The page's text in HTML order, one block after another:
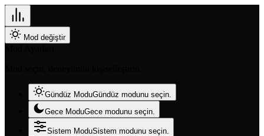
Mod değiştir
Gündüz ModuGündüz modunu seçin.
Gece ModuGece modunu seçin.
Sistem ModuSistem modunu seçin.